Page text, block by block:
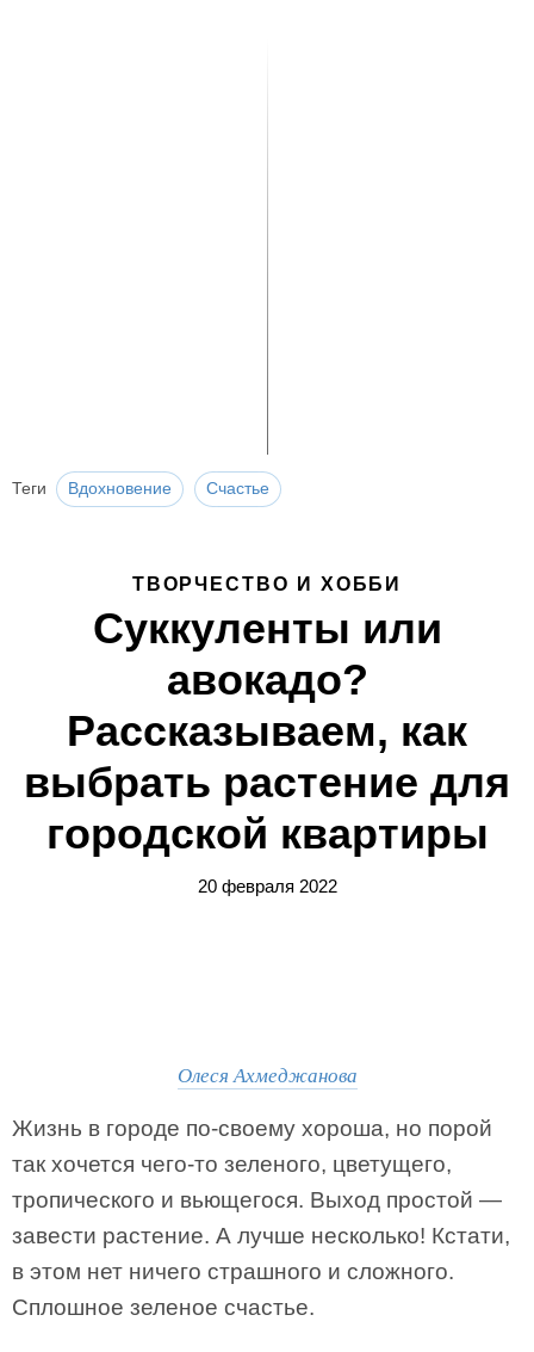
Теги Вдохновение Счастье
ТВОРЧЕСТВО И ХОББИ
Суккуленты или
авокадо?
Рассказываем, как
выбрать растение для
городской квартиры
20 февраля 2022
Олеся Ахмеджанова
Жизнь в городе по-своему хороша, но порой
так хочется чего-то зеленого, цветущего,
тропического и вьющегося. Выход простой —
завести растение. А лучше несколько! Кстати,
в этом нет ничего страшного и сложного.
Сплошное зеленое счастье.